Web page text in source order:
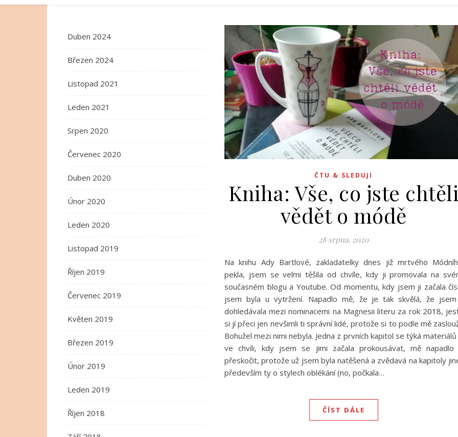
Duben 2024
Březen 2024
Listopad 2021
Leden 2021
Srpen 2020
Červenec 2020
Duben 2020
Únor 2020
Leden 2020
Listopad 2019
Říjen 2019
Červenec 2019
Květen 2019
Březen 2019
Únor 2019
Leden 2019
Říjen 2018
ČTU & SLEDUJI
Kniha: Vše, co jste chtěli
vědět o módě
28 srpna, 2020
Na knihu Ady Bartlové, zakladatelky dnes již mrtvého
pekla, jsem se velmi těšila od chvíle, kdy ji promovala na
současném blogu a Youtube. Od momentu, kdy jsem ji začala
jsem byla u vytržení. Napadlo mě, že je tak skvělá, že
dohledávala mezi nominacemi na Magnesii literu za rok 2018,
si jí přeci jen nevšimli ti správní lidé, protože si to podle mě
Bohužel mezi nimi nebyla. Jedna z prvních kapitol se týká materiálů
ve chvíli, kdy jsem se jimi začala prokousávat, mě napadlo
přeskočit, protože už jsem byla natěšená a zvědavá na kapitoly
především ty o stylech oblékání (no, počkala…
ČÍST DÁLE